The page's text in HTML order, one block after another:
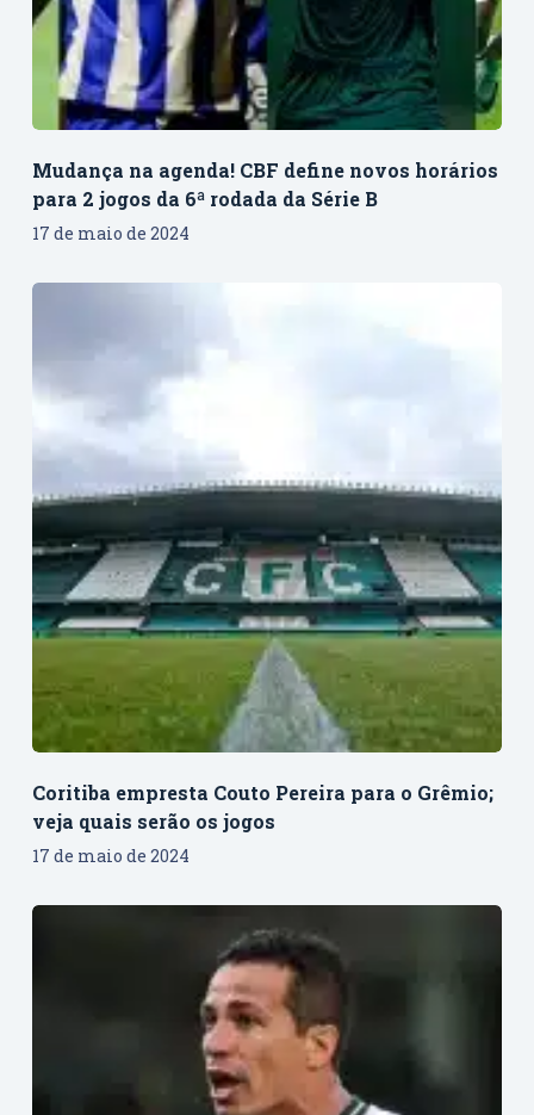
Mudança na agenda! CBF define novos horários
para 2 jogos da 6ª rodada da Série B
17 de maio de 2024
Coritiba empresta Couto Pereira para o Grêmio;
veja quais serão os jogos
17 de maio de 2024